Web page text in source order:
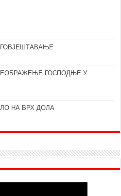
ГОСПОДЊЕ У
НА ВРХ ДОЛА